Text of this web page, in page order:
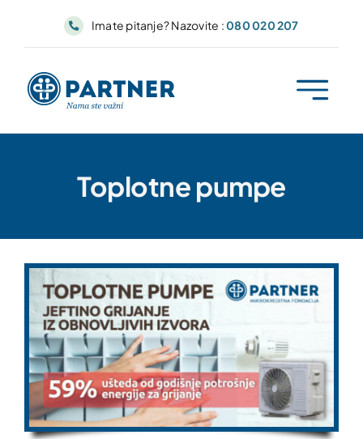
Imate pitanje? Nazovite :080 020 207
Toplotne pumpe